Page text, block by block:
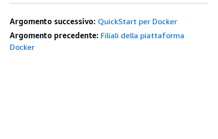
Argomento successivo: QuickStart per Docker
Argomento precedente: Filiali della piattaforma
Docker